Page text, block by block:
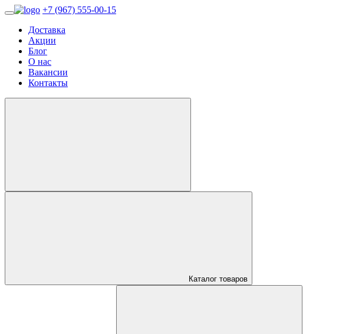
+7 (967) 555-00-15
Доставка
Акции
Блог
О нас
Вакансии
Контакты
Каталог товаров